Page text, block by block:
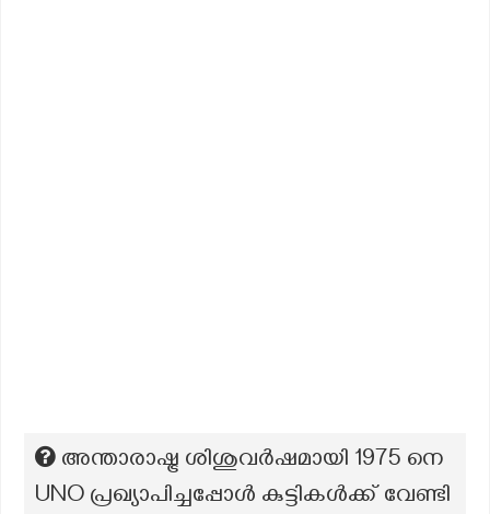
അന്താരാഷ്ട്ര ശിശുവര്‍ഷമായി 1975 നെ
UNO പ്രഖ്യാപിച്ചപ്പോള്‍ കുട്ടികള്‍ക്ക് വേണ്ടി